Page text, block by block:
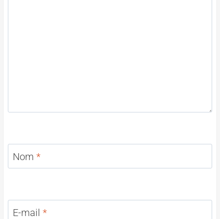
Nom *
E-mail *